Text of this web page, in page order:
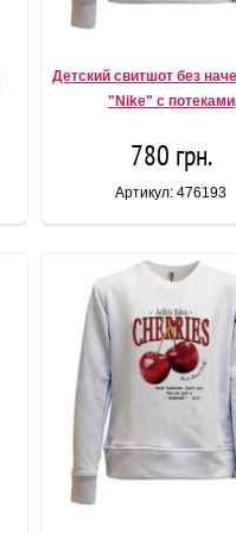
Детский свитшот без
"Nike" c потеками
780 грн.
Артикул: 476193